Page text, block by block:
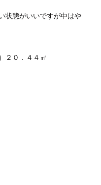
状態がいいですが中はや
２０．４４㎡